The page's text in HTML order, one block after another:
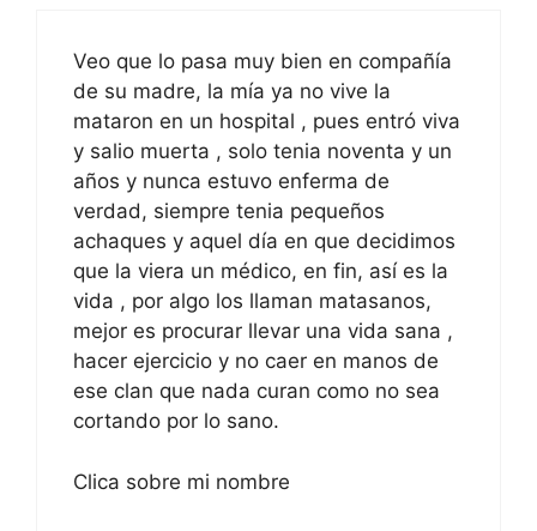
Veo que lo pasa muy bien en compañía
de su madre, la mía ya no vive la
mataron en un hospital , pues entró viva
y salio muerta , solo tenia noventa y un
años y nunca estuvo enferma de
verdad, siempre tenia pequeños
achaques y aquel día en que decidimos
que la viera un médico, en fin, así es la
vida , por algo los llaman matasanos,
mejor es procurar llevar una vida sana ,
hacer ejercicio y no caer en manos de
ese clan que nada curan como no sea
cortando por lo sano.
Clica sobre mi nombre